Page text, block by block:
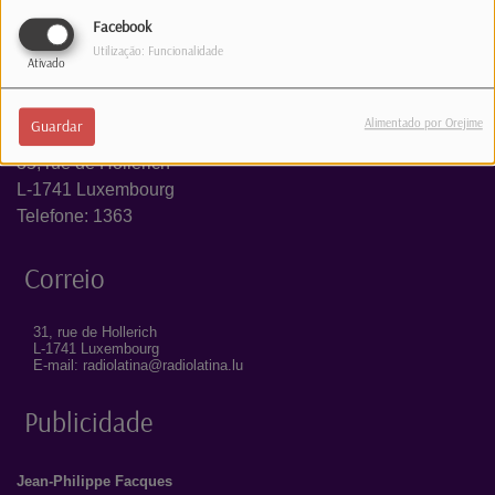
Facebook
Ativado
Utilização: Funcionalidade
Guardar Alimentado por Orejime
Estúdio
35, rue de Hollerich
L-1741 Luxembourg
Telefone: 1363
Correio
31, rue de Hollerich
L-1741 Luxembourg
E-mail: radiolatina@radiolatina.lu
Publicidade
Jean-Philippe Facques